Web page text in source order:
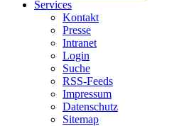
Services
Kontakt
Presse
Intranet
Login
Suche
RSS-Feeds
Impressum
Datenschutz
Sitemap